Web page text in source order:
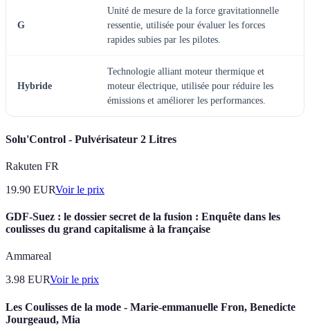
G
Unité de mesure de la force gravitationnelle
ressentie, utilisée pour évaluer les forces
rapides subies par les pilotes.
Hybride
Technologie alliant moteur thermique et
moteur électrique, utilisée pour réduire les
émissions et améliorer les performances.
Solu'Control - Pulvérisateur 2 Litres
Rakuten FR
19.90 EURVoir le prix
GDF-Suez : le dossier secret de la fusion : Enquête dans les
coulisses du grand capitalisme à la française
Ammareal
3.98 EURVoir le prix
Les Coulisses de la mode - Marie-emmanuelle Fron, Benedicte
Jourgeaud, Mia